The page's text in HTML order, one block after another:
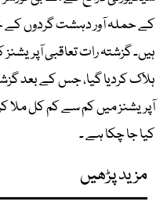
کے حملہ آور دہشت گردوں کے
کیا جا چکا ہے ۔
مزید پڑھیں